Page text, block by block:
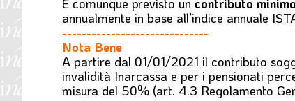
annualmente in base all’indice annuale
------------------------------
Nota Bene
A partire dal 01/01/2021 il contributo
invalidità Inarcassa e per i pensionati
misura del 50% (art. 4.3 Regolamento